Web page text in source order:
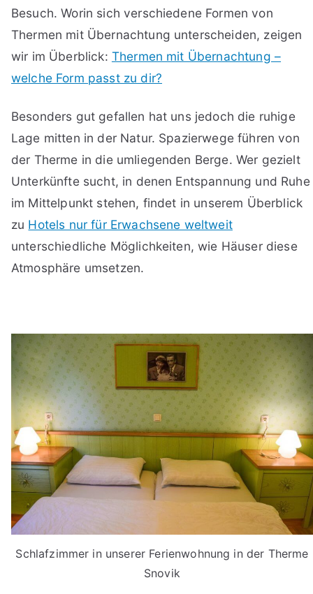
Besuch. Worin sich verschiedene Formen von
Thermen mit Übernachtung unterscheiden, zeigen
wir im Überblick: Thermen mit Übernachtung –
welche Form passt zu dir?
Besonders gut gefallen hat uns jedoch die ruhige
Lage mitten in der Natur. Spazierwege führen von
der Therme in die umliegenden Berge. Wer gezielt
Unterkünfte sucht, in denen Entspannung und Ruhe
im Mittelpunkt stehen, findet in unserem Überblick
zu Hotels nur für Erwachsene weltweit
unterschiedliche Möglichkeiten, wie Häuser diese
Atmosphäre umsetzen.
Schlafzimmer in unserer Ferienwohnung in der Therme
Snovik